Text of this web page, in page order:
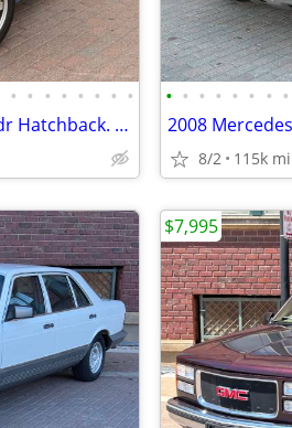
• • • • • • • •
2013 SMART Fortwo Passion 2dr Hatchback. LIKE NEW! 35K MILES! 38 MPG!
• • • • • • • •
8/2 115k mi
$7,995